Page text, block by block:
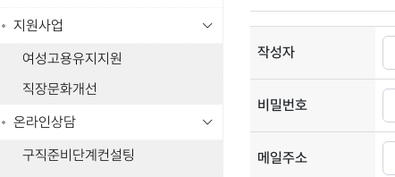
지원사업
여성고용유지지원
직장문화개선
온라인상담
구직준비단계컨설팅
작성자
비밀번호
메일주소